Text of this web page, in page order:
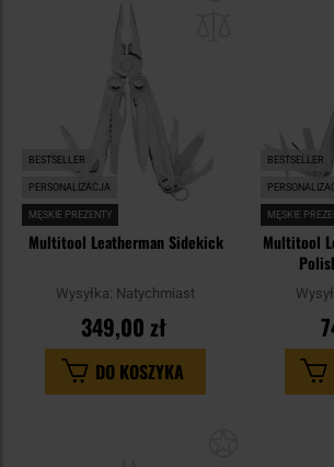
BESTSELLER
PERSONALIZACJA
MĘSKIE PREZENTY
Multitool Leatherman Sidekick
Wysyłka: Natychmiast
349,00 zł
DO KOSZYKA
BESTSELLER
MĘSKIE
Multitool